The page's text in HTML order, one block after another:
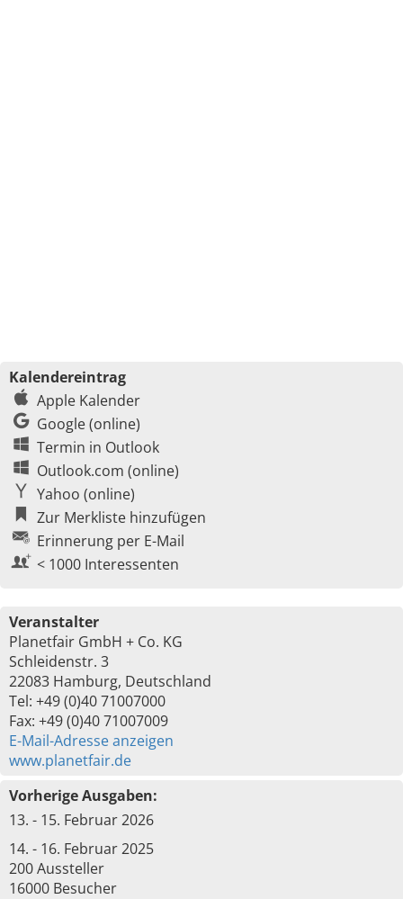
Kalendereintrag
Apple Kalender
Google (online)
Termin in Outlook
Outlook.com (online)
Yahoo (online)
Zur Merkliste hinzufügen
Erinnerung per E-Mail
< 1000 Interessenten
Veranstalter
Planetfair GmbH + Co. KG
Schleidenstr. 3
22083 Hamburg, Deutschland
Tel: +49 (0)40 71007000
Fax: +49 (0)40 71007009
E-Mail-Adresse anzeigen
www.planetfair.de
Vorherige Ausgaben:
13. - 15. Februar 2026
14. - 16. Februar 2025
200 Aussteller
16000 Besucher